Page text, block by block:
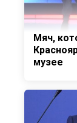
Мяч,
музее